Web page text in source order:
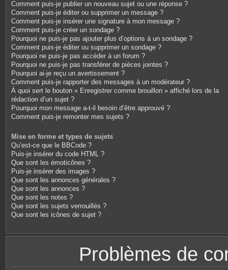
Comment puis-je publier un nouveau sujet ou une réponse ?
Comment puis-je éditer ou supprimer un message ?
Comment puis-je insérer une signature à mon message ?
Comment puis-je créer un sondage ?
Pourquoi ne puis-je pas ajouter plus d’options à un sondage ?
Comment puis-je éditer ou supprimer un sondage ?
Pourquoi ne puis-je pas accéder à un forum ?
Pourquoi ne puis-je pas transférer de pièces jointes ?
Pourquoi ai-je reçu un avertissement ?
Comment puis-je rapporter des messages à un modérateur ?
À quoi sert le bouton « Enregistrer comme brouillon » affiché lors de la
rédaction d’un sujet ?
Pourquoi mon message a-t-il besoin d’être approuvé ?
Comment puis-je remonter mes sujets ?
Mise en forme et types de sujets
Qu’est-ce que le BBCode ?
Puis-je insérer du code HTML ?
Que sont les émoticônes ?
Puis-je insérer des images ?
Que sont les annonces générales ?
Que sont les annonces ?
Que sont les notes ?
Que sont les sujets verrouillés ?
Que sont les icônes de sujet ?
Problèmes de